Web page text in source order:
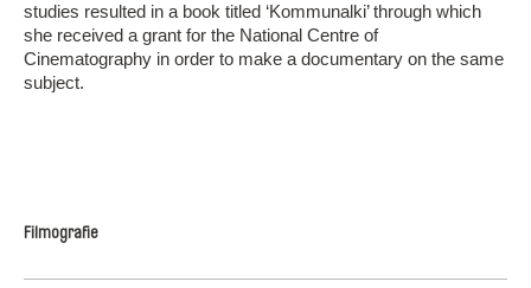
studies resulted in a book titled ‘Kommunalki’ through which
she received a grant for the National Centre of
Cinematography in order to make a documentary on the same
subject.
Filmografie